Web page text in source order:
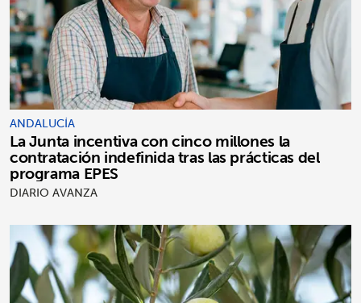
ANDALUCÍA
La Junta incentiva con cinco millones la
contratación indefinida tras las prácticas del
programa EPES
DIARIO AVANZA